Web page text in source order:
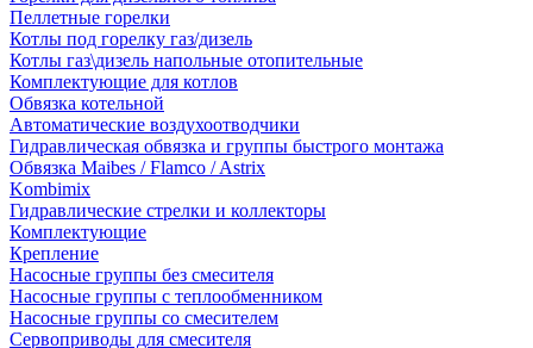
Пеллетные горелки
Котлы под горелку газ/дизель
Котлы газ\дизель напольные отопительные
Комплектующие для котлов
Обвязка котельной
Автоматические воздухоотводчики
Гидравлическая обвязка и группы быстрого монтажа
Обвязка Maibes / Flamco / Astrix
Kombimix
Гидравлические стрелки и коллекторы
Комплектующие
Крепление
Насосные группы без смесителя
Насосные группы с теплообменником
Насосные группы со смесителем
Сервоприводы для смесителя